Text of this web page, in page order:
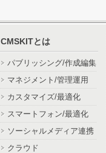
CMSKITとは
パブリッシング/作成編集
マネジメント/管理運用
カスタマイズ/最適化
スマートフォン/最適化
ソーシャルメディア連携
クラウド